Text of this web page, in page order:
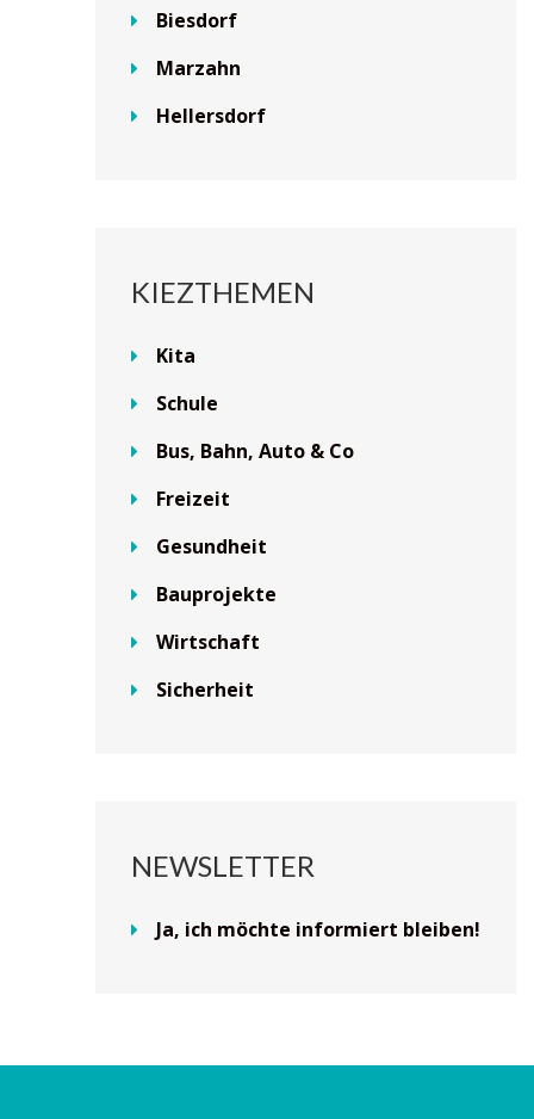
Biesdorf
Marzahn
Hellersdorf
KIEZTHEMEN
Kita
Schule
Bus, Bahn, Auto & Co
Freizeit
Gesundheit
Bauprojekte
Wirtschaft
Sicherheit
NEWSLETTER
Ja, ich möchte informiert bleiben!